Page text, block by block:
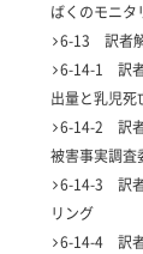
ばくのモニタ
6-13 訳者
6-14-1 訳者
出量と乳児死
6-14-2 訳者
被害事実調査
6-14-3 訳者
リング
6-14-4 訳者